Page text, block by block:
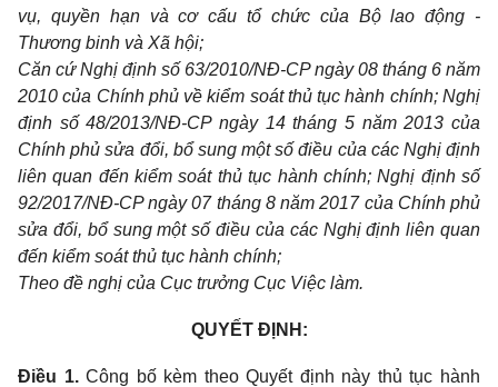
vụ, quyền hạn và cơ cấu tổ chức của Bộ lao động -
Thương binh và Xã hội;
Căn cứ Nghị định số 63/2010/NĐ-CP ngày 08 tháng 6 năm
2010 của Chính phủ về kiểm soát thủ tục hành chính; Nghị
định số 48/2013/NĐ-CP ngày 14 tháng 5 năm 2013 của
Chính phủ sửa đổi, bổ sung một số điều của các Nghị định
liên quan đến kiểm soát thủ tục hành chính; Nghị định số
92/2017/NĐ-CP ngày 07 tháng 8 năm 2017 của Chính phủ
sửa đổi, bổ sung một số điều của các Nghị định liên quan
đến kiểm soát thủ tục hành chính;
Theo đề nghị của Cục trưởng Cục Việc làm.
QUYẾT ĐỊNH:
Điều 1. Công bố kèm theo Quyết định này thủ tục hành